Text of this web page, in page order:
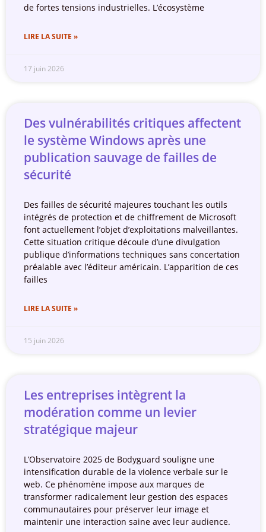
de fortes tensions industrielles. L’écosystème
LIRE LA SUITE »
17 juin 2026
Des vulnérabilités critiques affectent
le système Windows après une
publication sauvage de failles de
sécurité
Des failles de sécurité majeures touchant les outils
intégrés de protection et de chiffrement de Microsoft
font actuellement l’objet d’exploitations malveillantes.
Cette situation critique découle d’une divulgation
publique d’informations techniques sans concertation
préalable avec l’éditeur américain. L’apparition de ces
failles
LIRE LA SUITE »
15 juin 2026
Les entreprises intègrent la
modération comme un levier
stratégique majeur
L’Observatoire 2025 de Bodyguard souligne une
intensification durable de la violence verbale sur le
web. Ce phénomène impose aux marques de
transformer radicalement leur gestion des espaces
communautaires pour préserver leur image et
maintenir une interaction saine avec leur audience.